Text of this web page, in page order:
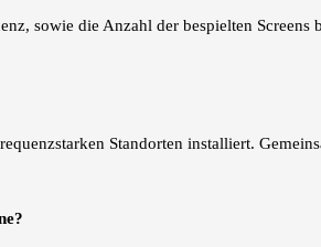
sowie die Anzahl der bespielten
Standorten installiert.